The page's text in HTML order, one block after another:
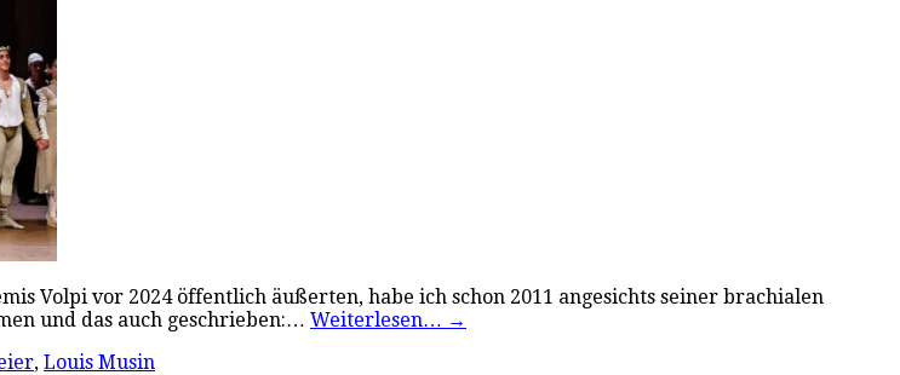
Volpi vor 2024 öffentlich äußerten, habe ich schon 2011 angesichts seiner brachialen
und das auch geschrieben:… Weiterlesen… →
, Louis Musin